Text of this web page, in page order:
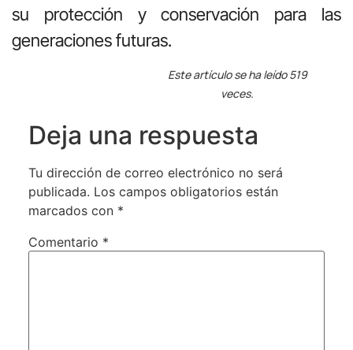
su protección y conservación para las
generaciones futuras.
Este artículo se ha leído 519
veces.
Deja una respuesta
Tu dirección de correo electrónico no será
publicada. Los campos obligatorios están
marcados con *
Comentario *